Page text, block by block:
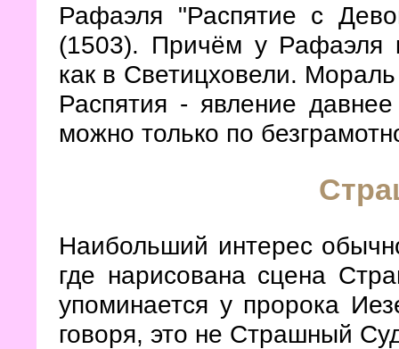
Рафаэля "Распятие с
(1503). Причём у Рафаэля
как в Светицховели.
Распятия - явление
можно только по
Наибольший интерес
где нарисована сцена
упоминается у пророка
говоря, это не Страшный